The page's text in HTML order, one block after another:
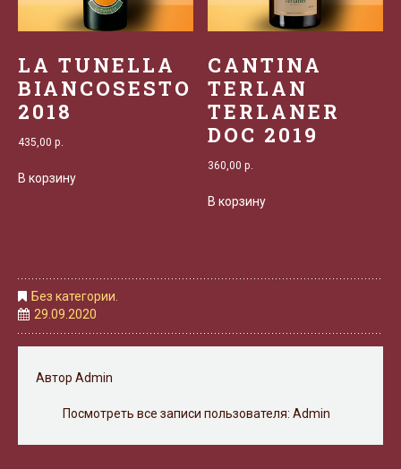
LA TUNELLA
BIANCOSESTO
2018
435,00 р.
В корзину
CANTINA
TERLAN
TERLANER
DOC 2019
360,00р.
В корзину
Без категории.
29.09.2020
Автор Admin
Посмотреть все записи пользователя: Admin